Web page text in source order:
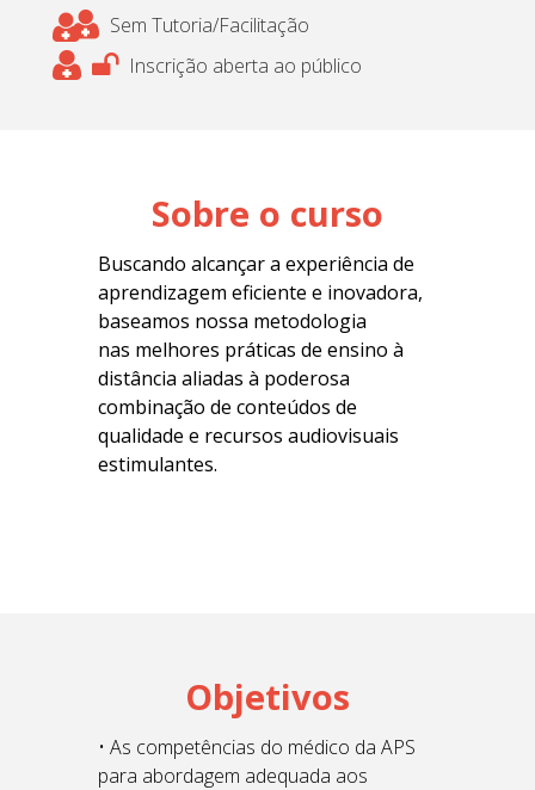
Sem Tutoria/Facilitação
Inscrição aberta ao público
Sobre o curso
Buscando alcançar a experiência de
aprendizagem eficiente e inovadora,
baseamos nossa metodologia
nas melhores práticas de ensino à
distância aliadas à poderosa
combinação de conteúdos de
qualidade e recursos audiovisuais
estimulantes.
Objetivos
• As competências do médico da APS
para abordagem adequada aos